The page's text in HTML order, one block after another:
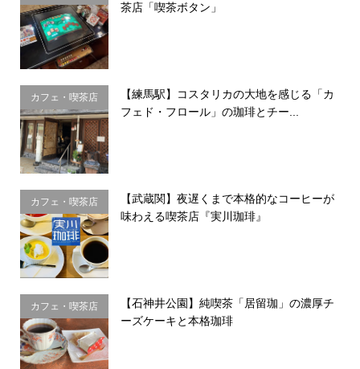
茶店「喫茶ボタン」
カフェ・喫茶店
【練馬駅】コスタリカの大地を感じる「カ
フェド・フロール」の珈琲とチー...
カフェ・喫茶店
【武蔵関】夜遅くまで本格的なコーヒーが
味わえる喫茶店『実川珈琲』
カフェ・喫茶店
【石神井公園】純喫茶「居留珈」の濃厚チ
ーズケーキと本格珈琲